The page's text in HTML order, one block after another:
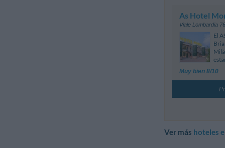
As Hotel
Viale Lombardia
El
Muy bien 8/10
Ver más hoteles